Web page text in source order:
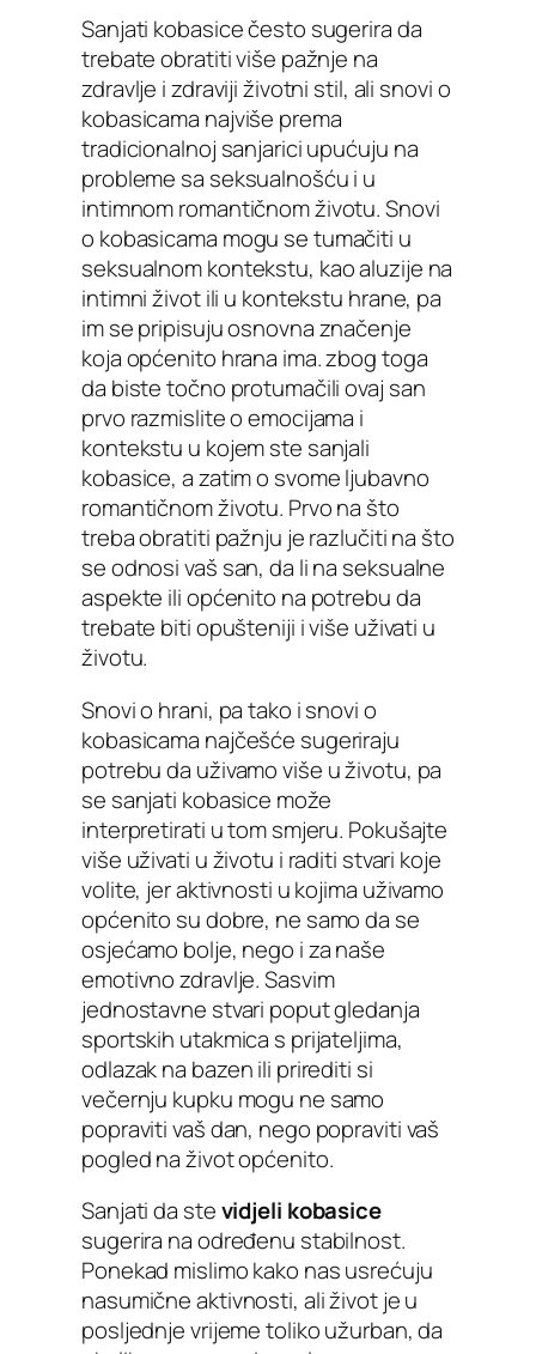
Sanjati kobasice često sugerira da
trebate obratiti više pažnje na
zdravlje i zdraviji životni stil, ali snovi o
kobasicama najviše prema
tradicionalnoj sanjarici upućuju na
probleme sa seksualnošću i u
intimnom romantičnom životu. Snovi
o kobasicama mogu se tumačiti u
seksualnom kontekstu, kao aluzije na
intimni život ili u kontekstu hrane, pa
im se pripisuju osnovna značenje
koja općenito hrana ima. zbog toga
da biste točno protumačili ovaj san
prvo razmislite o emocijama i
kontekstu u kojem ste sanjali
kobasice, a zatim o svome ljubavno
romantičnom životu. Prvo na što
treba obratiti pažnju je razlučiti na što
se odnosi vaš san, da li na seksualne
aspekte ili općenito na potrebu da
trebate biti opušteniji i više uživati u
životu.
Snovi o hrani, pa tako i snovi o
kobasicama najčešće sugeriraju
potrebu da uživamo više u životu, pa
se sanjati kobasice može
interpretirati u tom smjeru. Pokušajte
više uživati u životu i raditi stvari koje
volite, jer aktivnosti u kojima uživamo
općenito su dobre, ne samo da se
osjećamo bolje, nego i za naše
emotivno zdravlje. Sasvim
jednostavne stvari poput gledanja
sportskih utakmica s prijateljima,
odlazak na bazen ili prirediti si
večernju kupku mogu ne samo
popraviti vaš dan, nego popraviti vaš
pogled na život općenito.
Sanjati da stevidjeli kobasice
sugerira na određenu stabilnost.
Ponekad mislimo kako nas usrećuju
nasumične aktivnosti, ali život je u
posljednje vrijeme toliko užurban, da